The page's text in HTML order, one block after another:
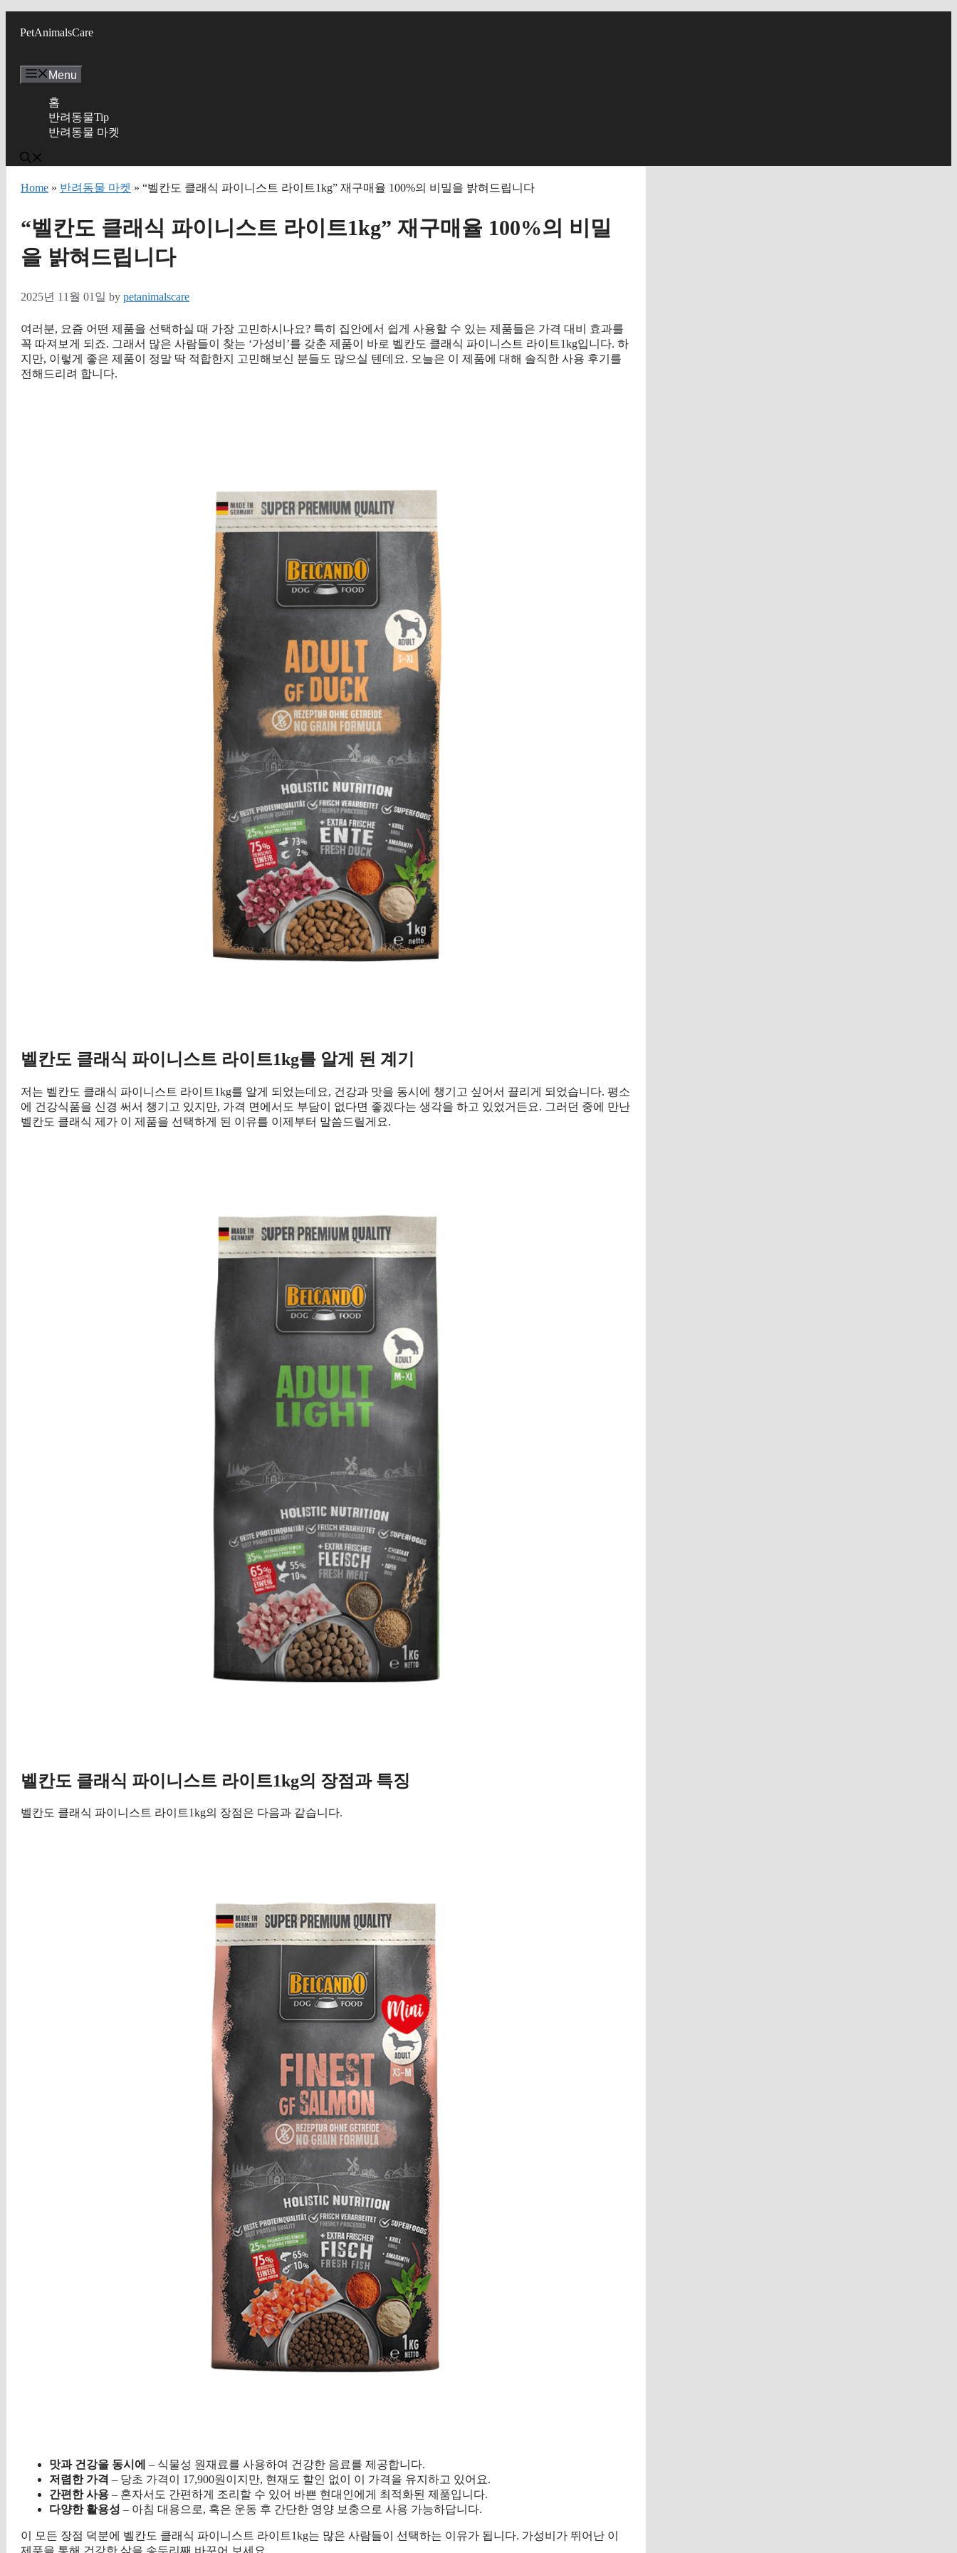
PetAnimalsCare
Menu
홈
반려동물Tip
반려동물 마켓
Home » 반려동물 마켓 » “벨칸도 클래식 파이니스트 라이트1kg” 재구매율 100%의 비밀을 밝혀드립니다
“벨칸도 클래식 파이니스트 라이트1kg” 재구매율 100%의 비밀
을 밝혀드립니다
2025년 11월 01일 by petanimalscare
여러분, 요즘 어떤 제품을 선택하실 때 가장 고민하시나요? 특히 집안에서 쉽게 사용할 수 있는 제품들은 가격 대비 효과를
꼭 따져보게 되죠. 그래서 많은 사람들이 찾는 ‘가성비’를 갖춘 제품이 바로 벨칸도 클래식 파이니스트 라이트1kg입니다. 하
지만, 이렇게 좋은 제품이 정말 딱 적합한지 고민해보신 분들도 많으실 텐데요. 오늘은 이 제품에 대해 솔직한 사용 후기를
전해드리려 합니다.
벨칸도 클래식 파이니스트 라이트1kg를 알게 된 계기
저는 벨칸도 클래식 파이니스트 라이트1kg를 알게 되었는데요, 건강과 맛을 동시에 챙기고 싶어서 끌리게 되었습니다. 평소
에 건강식품을 신경 써서 챙기고 있지만, 가격 면에서도 부담이 없다면 좋겠다는 생각을 하고 있었거든요. 그러던 중에 만난
벨칸도 클래식 제가 이 제품을 선택하게 된 이유를 이제부터 말씀드릴게요.
벨칸도 클래식 파이니스트 라이트1kg의 장점과 특징
벨칸도 클래식 파이니스트 라이트1kg의 장점은 다음과 같습니다.
맛과 건강을 동시에 – 식물성 원재료를 사용하여 건강한 음료를 제공합니다.
저렴한 가격 – 당초 가격이 17,900원이지만, 현재도 할인 없이 이 가격을 유지하고 있어요.
간편한 사용 – 혼자서도 간편하게 조리할 수 있어 바쁜 현대인에게 최적화된 제품입니다.
다양한 활용성 – 아침 대용으로, 혹은 운동 후 간단한 영양 보충으로 사용 가능하답니다.
이 모든 장점 덕분에 벨칸도 클래식 파이니스트 라이트1kg는 많은 사람들이 선택하는 이유가 됩니다. 가성비가 뛰어난 이